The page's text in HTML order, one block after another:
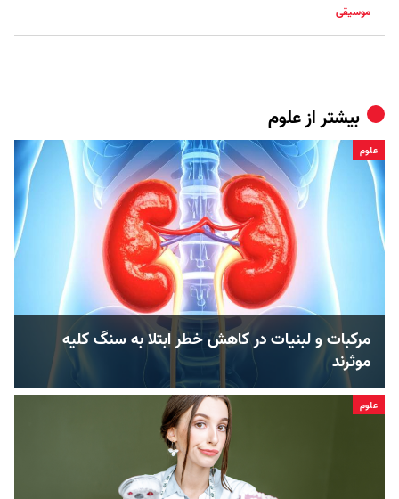
موسیقی
بیشتر ازعلوم
علوم
مرکبات و لبنیات در کاهش خطر ابتلا به سنگ کلیه
موثرند
علوم